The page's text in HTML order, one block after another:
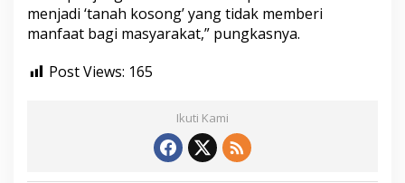
menjadi ‘tanah kosong’ yang tidak memberi
manfaat bagi masyarakat,” pungkasnya.
Post Views: 165
Ikuti Kami